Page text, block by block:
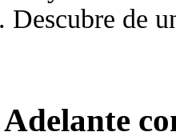
de
Adelante